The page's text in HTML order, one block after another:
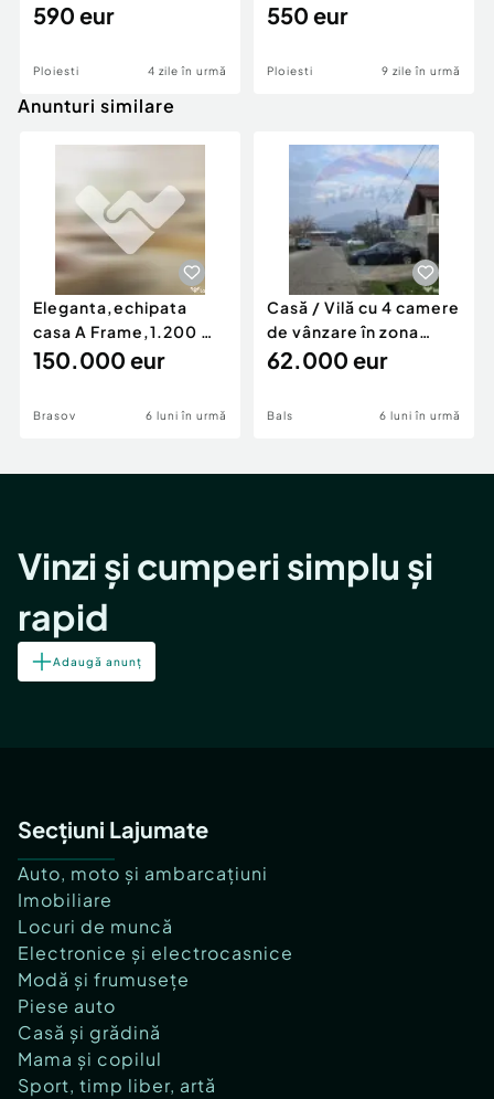
Gradinile Ploiesti
590 eur
Ploiesti 4 zile în urmă
Gradinile Ploiesti
550 eur
Ploiesti 9 zile în urmă
Anunturi similare
Eleganta,echipata
casa A Frame,1.200 mp
teren,deschidere Pia
150.000 eur
Brasov 6 luni în urmă
Casă / Vilă cu 4 camere
de vânzare în zona
Periferie
62.000 eur
Bals 6 luni în urmă
Vinzi și cumperi simplu și
rapid
Adaugă anunț
Secțiuni Lajumate
Auto, moto și ambarcațiuni
Imobiliare
Locuri de muncă
Electronice și electrocasnice
Modă și frumusețe
Piese auto
Casă și grădină
Mama și copilul
Sport, timp liber, artă